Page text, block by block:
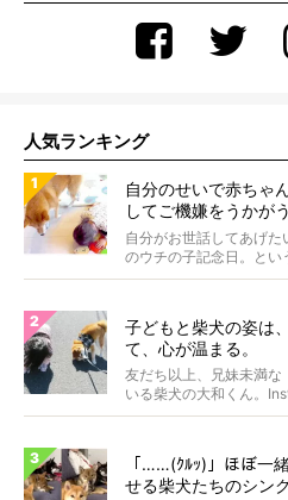
人気ランキング
自分のせいで赤ちゃ
してご機嫌をうかが
画】
自分がお世話してあげ
のウチの子記念日。とい
うを...
子どもと柴犬の姿は
て、心が温まる。
友だち以上、兄妹未満
いる柴犬の大和くん。
「……(ｸﾙｯ)」ほぼ一
せる柴犬たちのシン